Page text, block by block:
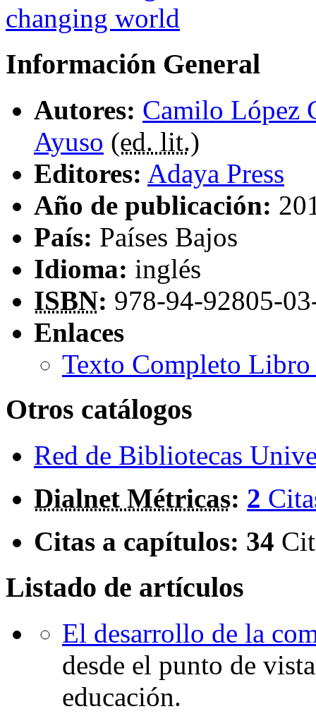
Información General
Autores: Camilo López
Ayuso (ed. lit.)
Editores: Adaya Press
Año de publicación:
País: Países Bajos
Idioma: inglés
ISBN: 978-94-92805-
Enlaces
Texto Completo
Otros catálogos
Red de Bibliotecas
Dialnet Métricas: 2
Citas a capítulos: 34
Listado de artículos
El desarrollo de la
desde el punto de
educación.